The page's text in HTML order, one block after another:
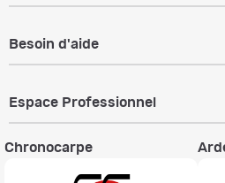
Besoin d'aide
Espace Professionnel
Chronocarpe